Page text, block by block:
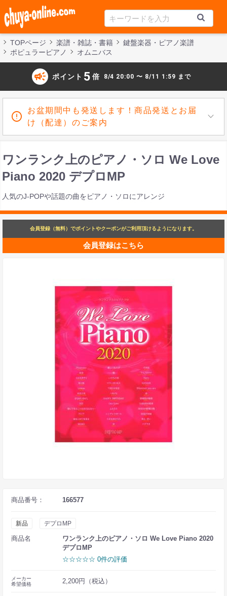
TOPページ 楽譜・雑誌・書籍
鍵盤楽器・ピアノ楽譜
ポピュラーピアノ
オムニバス
campaign ポイント 5 倍 8/4 20:00 〜 8/11 1:59 まで
お盆期間中も発送します！商品発送とお届
け（配達）のご案内
ワンランク上のピアノ・ソロ We Love
Piano 2020 デプロMP
人気のJ-POPや話題の曲をピアノ・ソロにアレンジ
会員登録（無料）でポイントやクーポンがご利用頂けるようになります。
会員登録はこちら
商品番号： 166577
新品 デプロMP
商品名
ワンランク上のピアノ・ソロ We Love Piano 2020
デプロMP
☆☆☆☆☆ 0件の評価
メーカー
希望価格
2,200円（税込）